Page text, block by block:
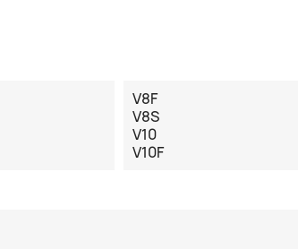
V8F
V8S
V10
V10F